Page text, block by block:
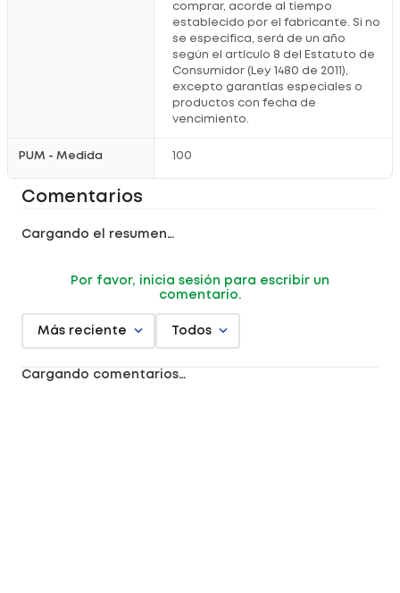
comprar, acorde al tiempo
establecido por el fabricante. Si no
se especifica, será de un año
según el artículo 8 del Estatuto de
Consumidor (Ley 1480 de 2011),
excepto garantías especiales o
productos con fecha de
vencimiento.
PUM - Medida 100
Comentarios
Cargando el resumen…
Por favor, inicia sesión para escribir un
comentario.
Más reciente Todos
Cargando comentarios…